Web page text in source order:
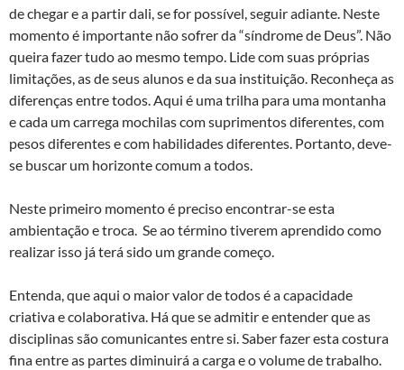
de chegar e a partir dali, se for possível, seguir adiante. Neste
momento é importante não sofrer da “síndrome de Deus”. Não
queira fazer tudo ao mesmo tempo. Lide com suas próprias
limitações, as de seus alunos e da sua instituição. Reconheça as
diferenças entre todos. Aqui é uma trilha para uma montanha
e cada um carrega mochilas com suprimentos diferentes, com
pesos diferentes e com habilidades diferentes. Portanto, deve-
se buscar um horizonte comum a todos.
Neste primeiro momento é preciso encontrar-se esta
ambientação e troca. Se ao término tiverem aprendido como
realizar isso já terá sido um grande começo.
Entenda, que aqui o maior valor de todos é a capacidade
criativa e colaborativa. Há que se admitir e entender que as
disciplinas são comunicantes entre si. Saber fazer esta costura
fina entre as partes diminuirá a carga e o volume de trabalho.